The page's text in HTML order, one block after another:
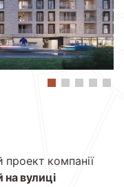
проект компанії
вулиці